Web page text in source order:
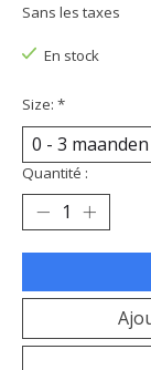
Sans les taxes
En stock
Size: *
Quantité :